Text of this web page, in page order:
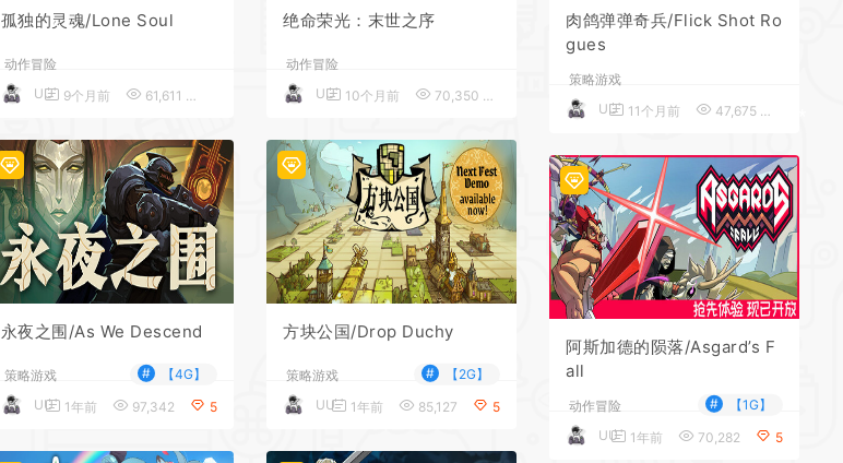
孤独的灵魂/Lone Soul
动作冒险
UU
9个月前 61,611
绝命荣光：末世之序
动作冒险
UU
10个月前 70,350
肉鸽弹弹奇兵/Flick Shot Ro
gues
策略游戏
UU
11个月前 47,675
永夜之围/As We Descend
策略游戏 #
【4G】
UU
1年前 97,342 5
方块公国/Drop Duchy
策略游戏 #
【2G】
UU
1年前 85,127 5
阿斯加德的陨落/Asgard’s F
all
动作冒险 #
【1G】
UU
1年前 70,282 5
*
*
*